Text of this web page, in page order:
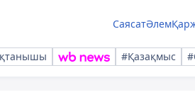
СаясатӘлем
#Қазақмыс